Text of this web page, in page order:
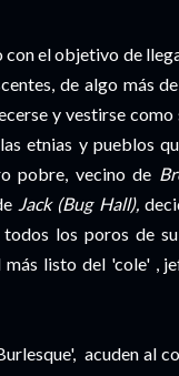
con el objetivo de
de algo más
y vestirse como
etnias y pueblos
pobre, vecino de
Jack (Bug Hall),
los poros de
listo del 'cole' ,
acuden al